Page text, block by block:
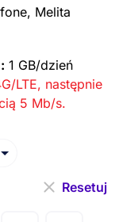
Melita
1 GB/dzień
LTE, następnie
5 Mb/s.
Resetuj